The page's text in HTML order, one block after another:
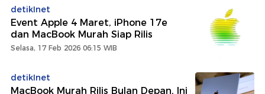
detikInet
Event Apple 4 Maret, iPhone 17e
dan MacBook Murah Siap Rilis
Selasa, 17 Feb 2026 06:15 WIB
detikInet
MacBook Murah Rilis Bulan Depan, Ini